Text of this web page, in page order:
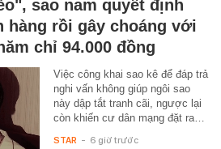
sao nam quyết định
hàng rồi gây choáng với
chỉ 94.000 đồng
Việc công khai sao kê để đáp trả
nghi vấn không giúp ngôi sao
này dập tắt tranh cãi, ngược lại
còn khiến cư dân mạng đặt ra…
STAR - 6 giờ trước